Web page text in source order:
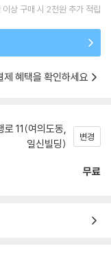
이상 구매 시 2천원 추가 적립
혜택을 확인하세요
로 11(여의도동,
일신빌딩)
변경
무료